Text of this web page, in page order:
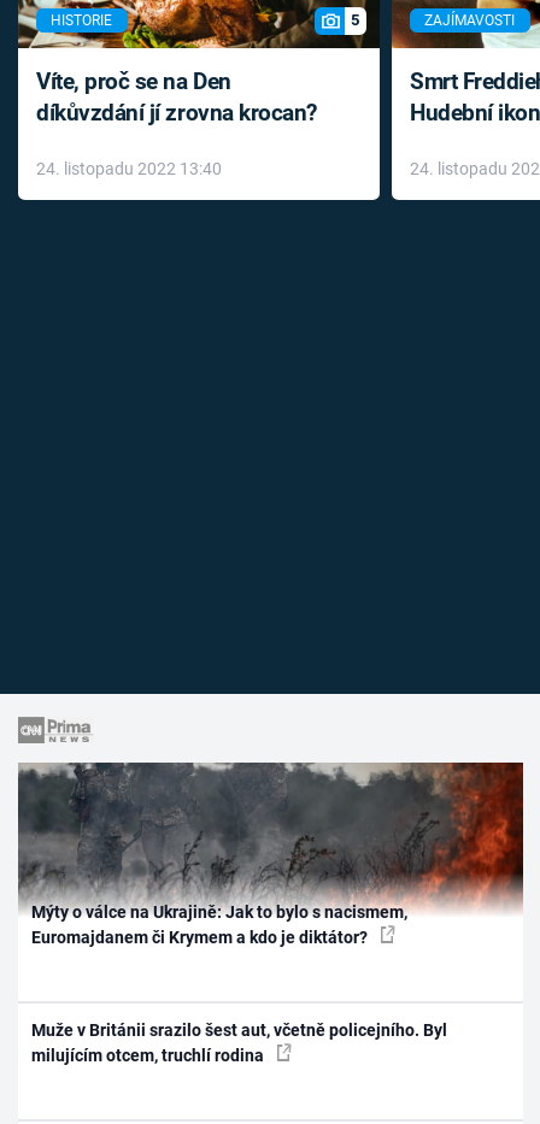
HISTORIE 5
Víte, proč se na Den
díkůvzdání jí zrovna krocan?
24. listopadu 2022 13:40
ZAJÍMAVOSTI
Smrt
Hudební
léky
24. listopadu
Mýty o válce na Ukrajině: Jak to bylo s nacismem,
Euromajdanem či Krymem a kdo je diktátor?
Muže v Británii srazilo šest aut, včetně policejního. Byl
milujícím otcem, truchlí rodina